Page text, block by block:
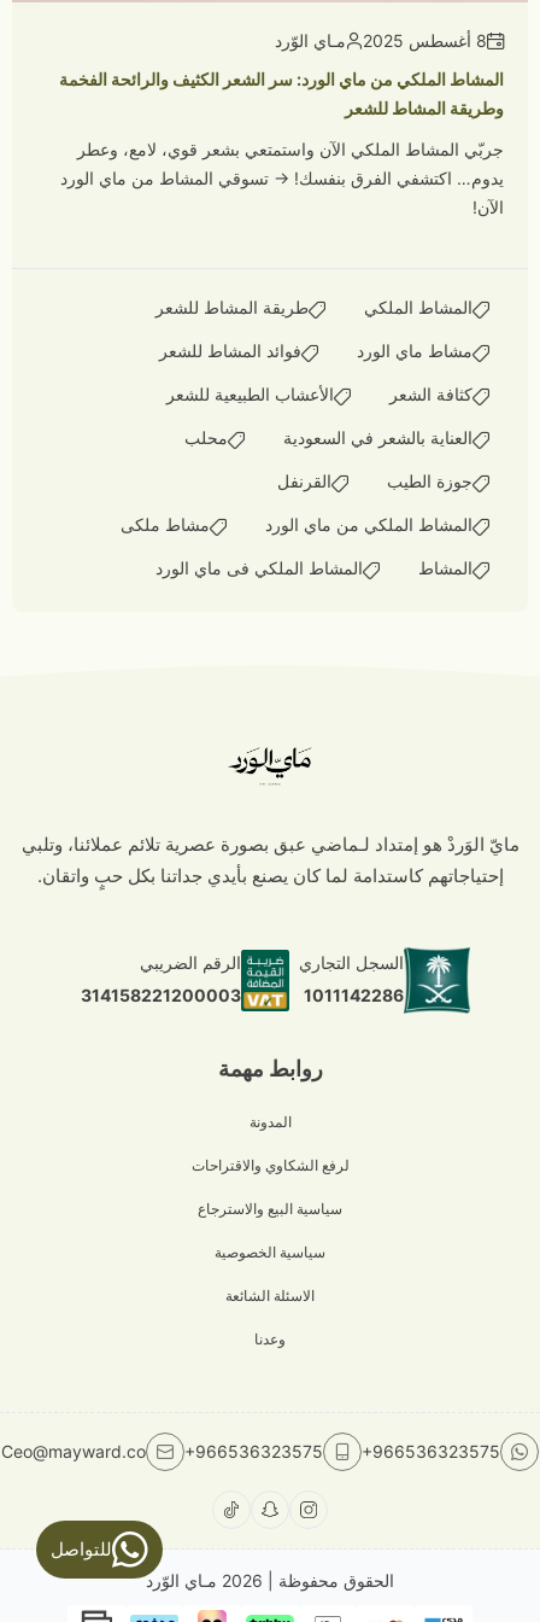
8 أغسطس 2025
مـاي الوّرد
المشاط الملكي من ماي الورد: سر الشعر الكثيف والرائحة الفخمة
وطريقة المشاط للشعر
جربّي المشاط الملكي الآن واستمتعي بشعر قوي، لامع، وعطر
يدوم… اكتشفي الفرق بنفسك! → تسوقي المشاط من ماي الورد
الآن!
المشاط الملكي طريقة المشاط للشعر
مشاط ماي الورد فوائد المشاط للشعر
كثافة الشعر الأعشاب الطبيعية للشعر
العناية بالشعر في السعودية محلب
جوزة الطيب القرنفل
المشاط الملكي من ماي الورد مشاط ملكى
المشاط المشاط الملكي فى ماي الورد
روابط مهمة
المدونة
لرفع الشكاوي والاقتراحات
سياسية البيع والاسترجاع
سياسية الخصوصية
الاسئلة الشائعة
وعدنا
مايّ الوَردْ هو إمتداد لـماضي عبق بصورة عصرية تلائم عملائنا، وتلبي
إحتياجاتهم كاستدامة لما كان يصنع بأيدي جداتنا بكل حبٍ واتقان.
السجل التجاري
1011142286
الرقم الضريبي
314158221200003
+966536323575
+966536323575
Ceo@mayward.co
الحقوق محفوظة | 2026 مـاي الوّرد
للتواصل